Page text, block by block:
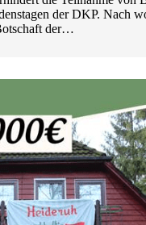
der DKP. Nach
der…